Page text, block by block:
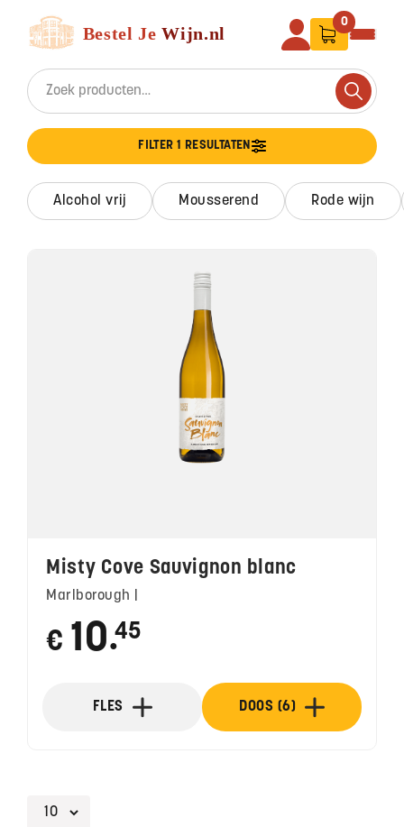
Search for:
Search
0
FILTER 1 RESULTATEN
alcohol vrij mousserend rode wijn
Misty Cove Sauvignon blanc
Marlborough |
€ 10 ●
45
FLES DOOS (6)